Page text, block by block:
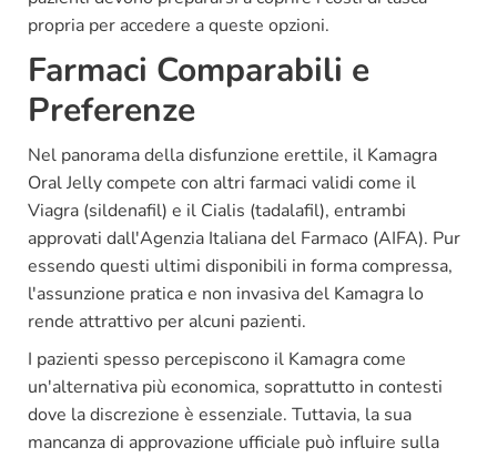
propria per accedere a queste opzioni.
Farmaci Comparabili e
Preferenze
Nel panorama della disfunzione erettile, il Kamagra
Oral Jelly compete con altri farmaci validi come il
Viagra (sildenafil) e il Cialis (tadalafil), entrambi
approvati dall'Agenzia Italiana del Farmaco (AIFA). Pur
essendo questi ultimi disponibili in forma compressa,
l'assunzione pratica e non invasiva del Kamagra lo
rende attrattivo per alcuni pazienti.
I pazienti spesso percepiscono il Kamagra come
un'alternativa più economica, soprattutto in contesti
dove la discrezione è essenziale. Tuttavia, la sua
mancanza di approvazione ufficiale può influire sulla